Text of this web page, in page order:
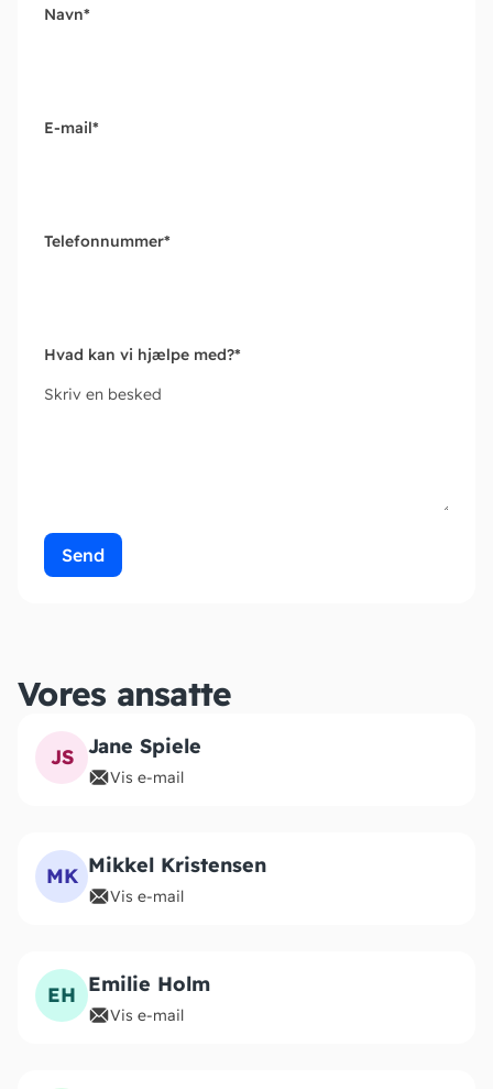
Navn*
E-mail*
Telefonnummer*
Hvad kan vi hjælpe med?*
Skriv en besked
Send
Vores ansatte
JS Jane Spiele
Vis e-mail
MK Mikkel Kristensen
Vis e-mail
EH Emilie Holm
Vis e-mail